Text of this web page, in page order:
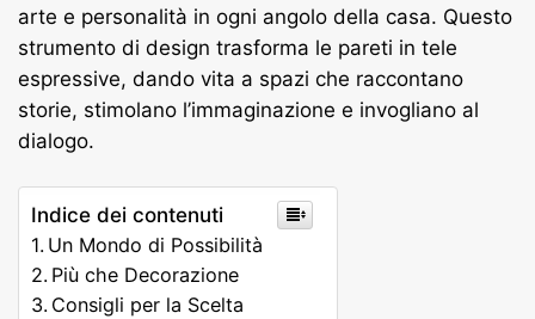
arte e personalità in ogni angolo della casa. Questo
strumento di design trasforma le pareti in tele
espressive, dando vita a spazi che raccontano
storie, stimolano l’immaginazione e invogliano al
dialogo.
Indice dei contenuti
Un Mondo di Possibilità
Più che Decorazione
Consigli per la Scelta